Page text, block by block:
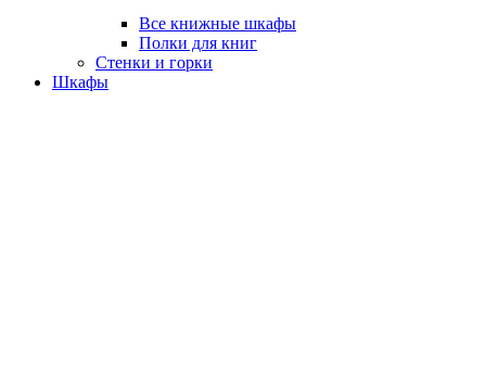
Все книжные шкафы
Полки для книг
Стенки и горки
Шкафы